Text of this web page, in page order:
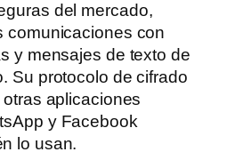
del mercado,
comunicaciones con
y mensajes de texto de
Su protocolo de cifrado
aplicaciones
y Facebook
lo usan.